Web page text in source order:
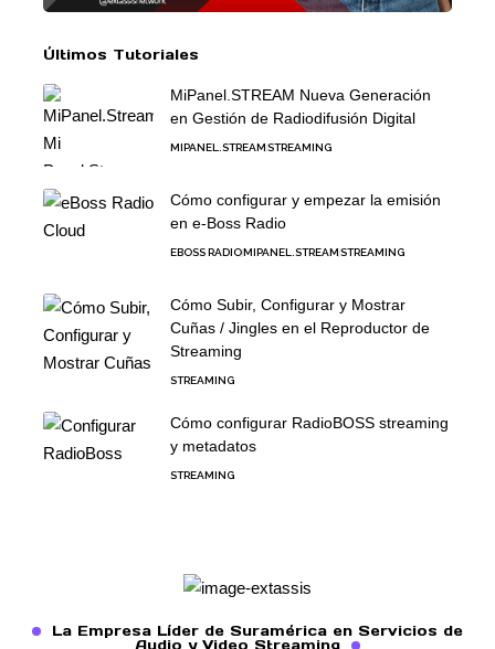
Últimos Tutoriales
MiPanel.STREAM Nueva Generación
en Gestión de Radiodifusión Digital
MIPANEL.STREAMSTREAMING
Cómo configurar y empezar la emisión
en e-Boss Radio
EBOSS RADIOMIPANEL.STREAMSTREAMING
Cómo Subir, Configurar y Mostrar
Cuñas / Jingles en el Reproductor de
Streaming
STREAMING
Cómo configurar RadioBOSS streaming
y metadatos
STREAMING
La Empresa Líder de Suramérica en Servicios de
Audio y Video Streaming